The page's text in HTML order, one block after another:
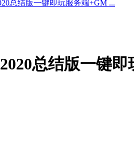
总结版一键即玩服务端+GM ...
总结版一键